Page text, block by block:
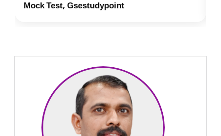
Mock Test, Gsestudypoint